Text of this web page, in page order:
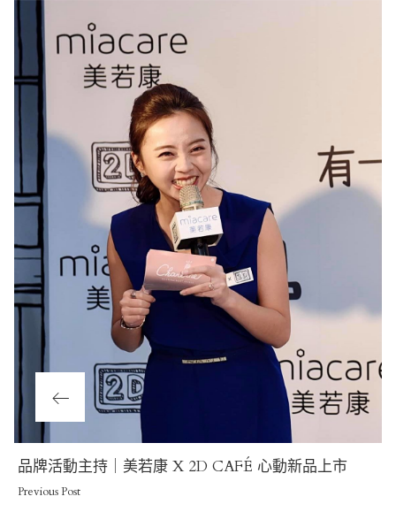
Previous
Post
品牌活動主持｜美若康 X 2D CAFÉ 心動新品上市
Previous Post